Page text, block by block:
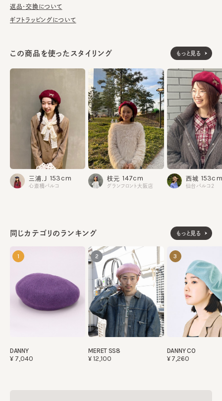
が汚れてしまう前の対策として、汗止めのハットライナーのお勧め
まっすぐ引き出してください。逆向きに引っ張るとスベリを破損する
可能性がございます。）
ウール100%
生産国 made in JAPAN
返品・交換について
ギフトラッピングについて
同じカテゴリのランキング もっと見る
1
DANNY
¥7,040
2
MERET SS8
¥12,100
3
DANNY CO
¥7,260
この商品を使ったスタイリング もっと見る
三浦.J 153cm
心斎橋パルコ
枝元 147cm
グランフロント大阪店
西城 153cm
仙台パルコ2